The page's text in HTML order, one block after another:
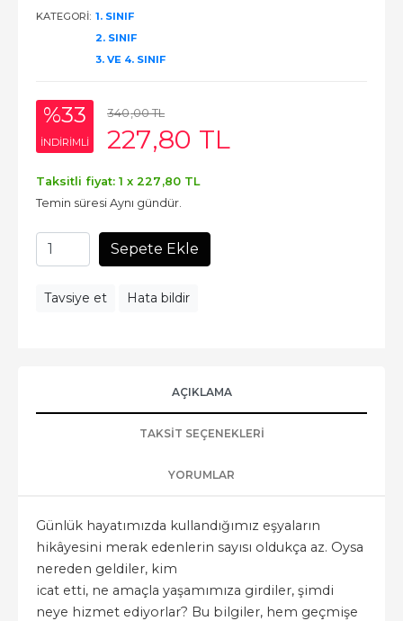
KATEGORI: 1. SINIF
2. SINIF
3. VE 4. SINIF
%33
INDIRIMLI
340,00TL
227,80 TL
Taksitli fiyat: 1 x 227 ,80 TL
Temin süresi Aynı gündür.
Sepete Ekle
Tavsiye et Hata bildir
AÇIKLAMA
TAKSIT SEÇENEKLERI
YORUMLAR
Günlük hayatımızda kullandığımız eşyaların
hikâyesini merak edenlerin sayısı oldukça az. Oysa
nereden geldiler, kim
icat etti, ne amaçla yaşamımıza girdiler, şimdi
neye hizmet ediyorlar? Bu bilgiler, hem geçmişe